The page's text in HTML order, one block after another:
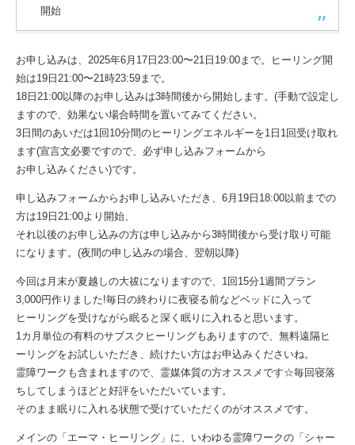
開始
お申し込みは、2025年6月17日23:00〜21日19:00まで。ヒーリング開
始は19日21:00〜21時23:59まで。
18日21:00以降のお申し込みは3時間後から開始します。(手動で設定し
ますので、効果ない場合時間を置いてみてください。
3日間のあいだは1回10分間のヒーリングエネルギーを1日1回受け取れ
ます(宣言文必要ですので、必ず申し込みフォームから
お申し込みください)です。
申し込みフォームからお申し込みいただき、6月19日18:00以前までの
方は19日21:00より開始、
それ以後のお申し込みの方は申し込みから3時間後から受け取り可能
になります。(夜間の申し込みの場合、翌朝以降)
今回は月末が夏越しの大祓になりますので、1回15分1週間プラン
3,000円作りました!毎日の終わりに夜寝る前などベッドに入って
ヒーリングを受けながら眠ると深く眠りに入れると思います。
1カ月単位の有料のサブスクヒーリングもありますので、無料遠隔ヒ
ーリングをお試しいただき、続けたい方はお申込みくださいね。
霊障ワークも含まれますので、霊媒体質の方オススメです☆毎回寝落
ちしてしまうほどと好評をいただいています。
そのまま眠りに入れる状態で受けていただくのがオススメです。
メインの「エーマ・ヒーリング」に、いわゆる霊障ワークの「シャー